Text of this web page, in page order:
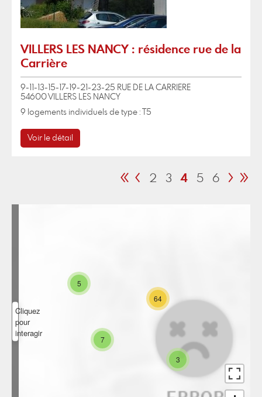
VILLERS LES NANCY : résidence rue de la
Carrière
9-11-13-15-17-19-21-23-25 RUE DE LA CARRIERE
54600 VILLERS LES NANCY
9 logements individuels de type : T5
Voir le détail
« ‹ 2 3 4 5 6 › »
Cliquez
pour
interagir
5
7
3
64